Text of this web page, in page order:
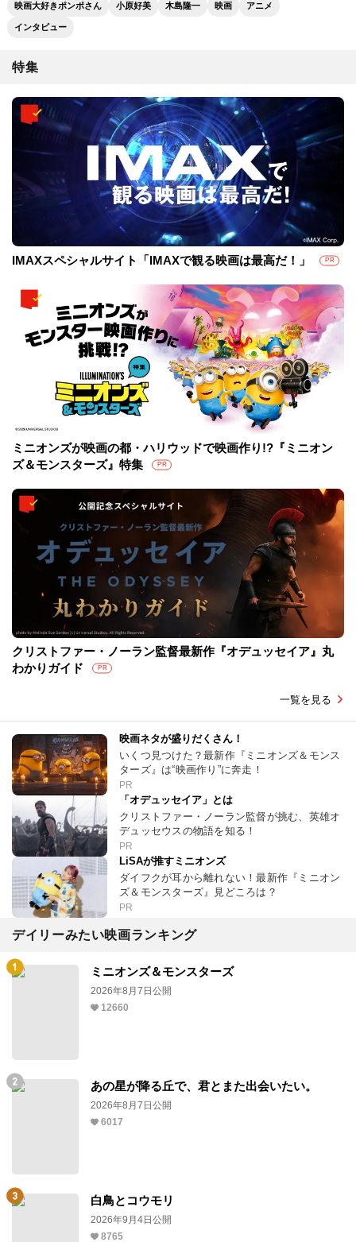
映画大好きポンポさん 小原好美 木島隆一 映画 アニメ
インタビュー
特集
IMAXスペシャルサイト「IMAXで観る映画は最高だ！」 PR
ミニオンズが映画の都・ハリウッドで映画作り!?『ミニオン
ズ＆モンスターズ』特集
PR
クリストファー・ノーラン監督最新作『オデュッセイア』丸
わかりガイド
PR
一覧を見る
映画ネタが盛りだくさん！
いくつ見つけた？最新作『ミニオンズ＆モンス
ターズ』は“映画作り”に奔走！
PR
「オデュッセイア」とは
クリストファー・ノーラン監督が挑む、英雄オ
デュッセウスの物語を知る！
PR
LiSAが推すミニオンズ
ダイフクが耳から離れない！最新作『ミニオン
ズ＆モンスターズ』見どころは？
PR
デイリーみたい映画ランキング
ミニオンズ＆モンスターズ
2026年8月7日公開
12660
あの星が降る丘で、君とまた出会いたい。
2026年8月7日公開
6017
白鳥とコウモリ
2026年9月4日公開
8765